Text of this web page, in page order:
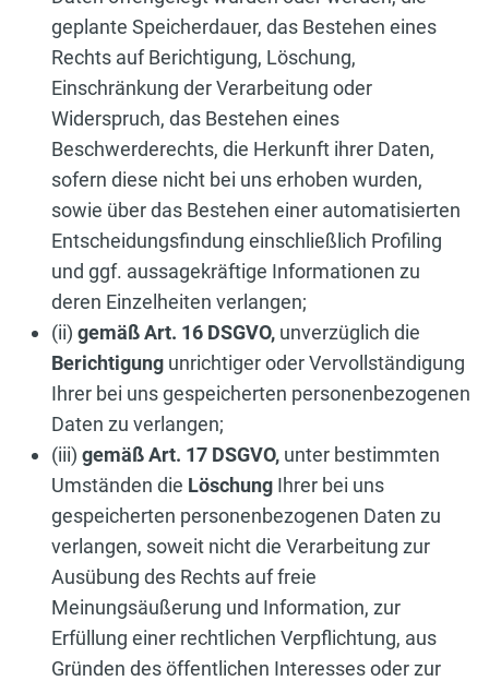
geplante Speicherdauer, das Bestehen eines
Rechts auf Berichtigung, Löschung,
Einschränkung der Verarbeitung oder
Widerspruch, das Bestehen eines
Beschwerderechts, die Herkunft ihrer Daten,
sofern diese nicht bei uns erhoben wurden,
sowie über das Bestehen einer automatisierten
Entscheidungsfindung einschließlich Profiling
und ggf. aussagekräftige Informationen zu
deren Einzelheiten verlangen;
(ii) gemäß Art. 16 DSGVO, unverzüglich die
Berichtigung unrichtiger oder Vervollständigung
Ihrer bei uns gespeicherten personenbezogenen
Daten zu verlangen;
(iii) gemäß Art. 17 DSGVO, unter bestimmten
Umständen die Löschung Ihrer bei uns
gespeicherten personenbezogenen Daten zu
verlangen, soweit nicht die Verarbeitung zur
Ausübung des Rechts auf freie
Meinungsäußerung und Information, zur
Erfüllung einer rechtlichen Verpflichtung, aus
Gründen des öffentlichen Interesses oder zur